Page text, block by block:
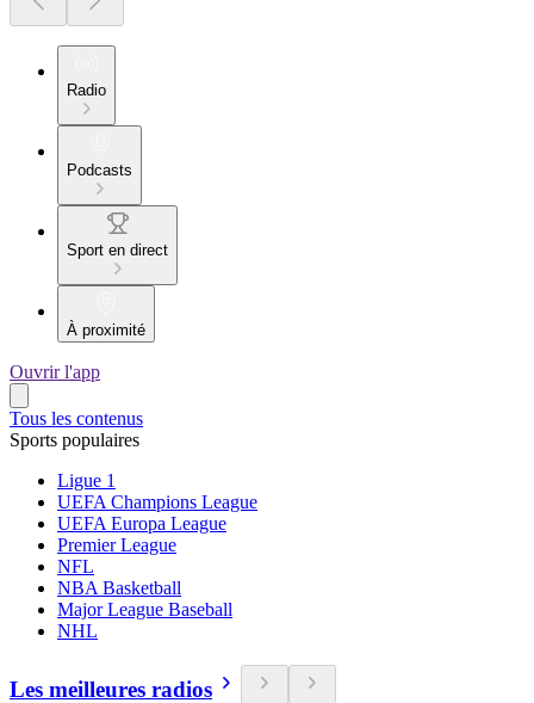
Radio
Podcasts
Sport en direct
À proximité
Ouvrir l'app
Tous les contenus
Sports populaires
Ligue 1
UEFA Champions League
UEFA Europa League
Premier League
NFL
NBA Basketball
Major League Baseball
NHL
Les meilleures radios